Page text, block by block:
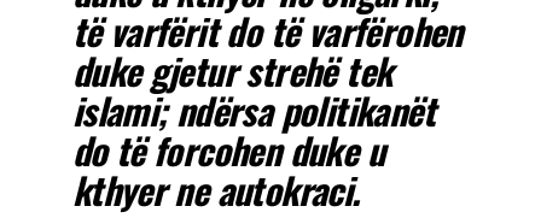
të varfërit do të varfërohen
duke gjetur strehë tek
islami; ndërsa politikanët
do të forcohen duke u
kthyer ne autokraci.